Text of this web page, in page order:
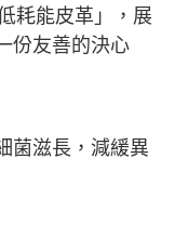
耗能皮革」，展
份友善的決心
菌滋長，減緩異